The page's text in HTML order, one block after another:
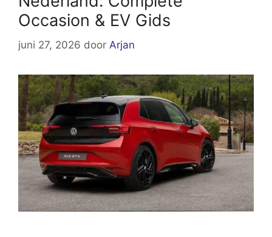
Occasion & EV Gids
juni 27, 2026 door Arjan